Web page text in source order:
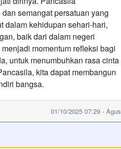
semangat persatuan yang
dalam kehidupan sehari-hari,
baik dari dalam negeri
momentum refleksi bagi
untuk menumbuhkan rasa cinta
kita dapat membangun
bangsa.
01/10/2025 07:29 - Agus